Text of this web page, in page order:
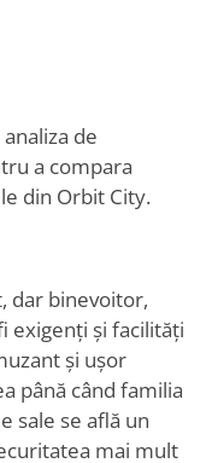
de
a compara
din Orbit City.
dar binevoitor,
exigenți și facilități
și ușor
până când familia
sale se află un
mai mult